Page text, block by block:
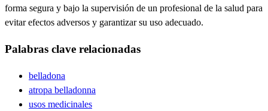
forma segura y bajo la supervisión de un profesional de la salud para
evitar efectos adversos y garantizar su uso adecuado.
Palabras clave relacionadas
belladona
atropa belladonna
usos medicinales